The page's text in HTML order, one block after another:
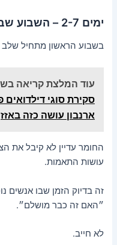
ימים 2-7 – השבוע שבו הסבלנות עושה את הכסף
בשבוע הראשון מתחיל שלב
עוד המלצת קריאה
סקירת סוגי דילדואים
ארנבון עושה כזה באזז
החומר עדיין לא קיבל את
עושות התאמות.
זה בדיוק הזמן שבו אנשים
״האם זה כבר מושלם״.
לא חייב.